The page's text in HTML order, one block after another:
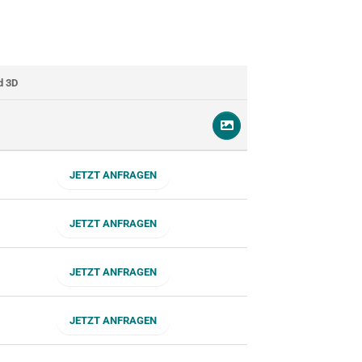
3D
JETZT ANFRAGEN
JETZT ANFRAGEN
JETZT ANFRAGEN
JETZT ANFRAGEN